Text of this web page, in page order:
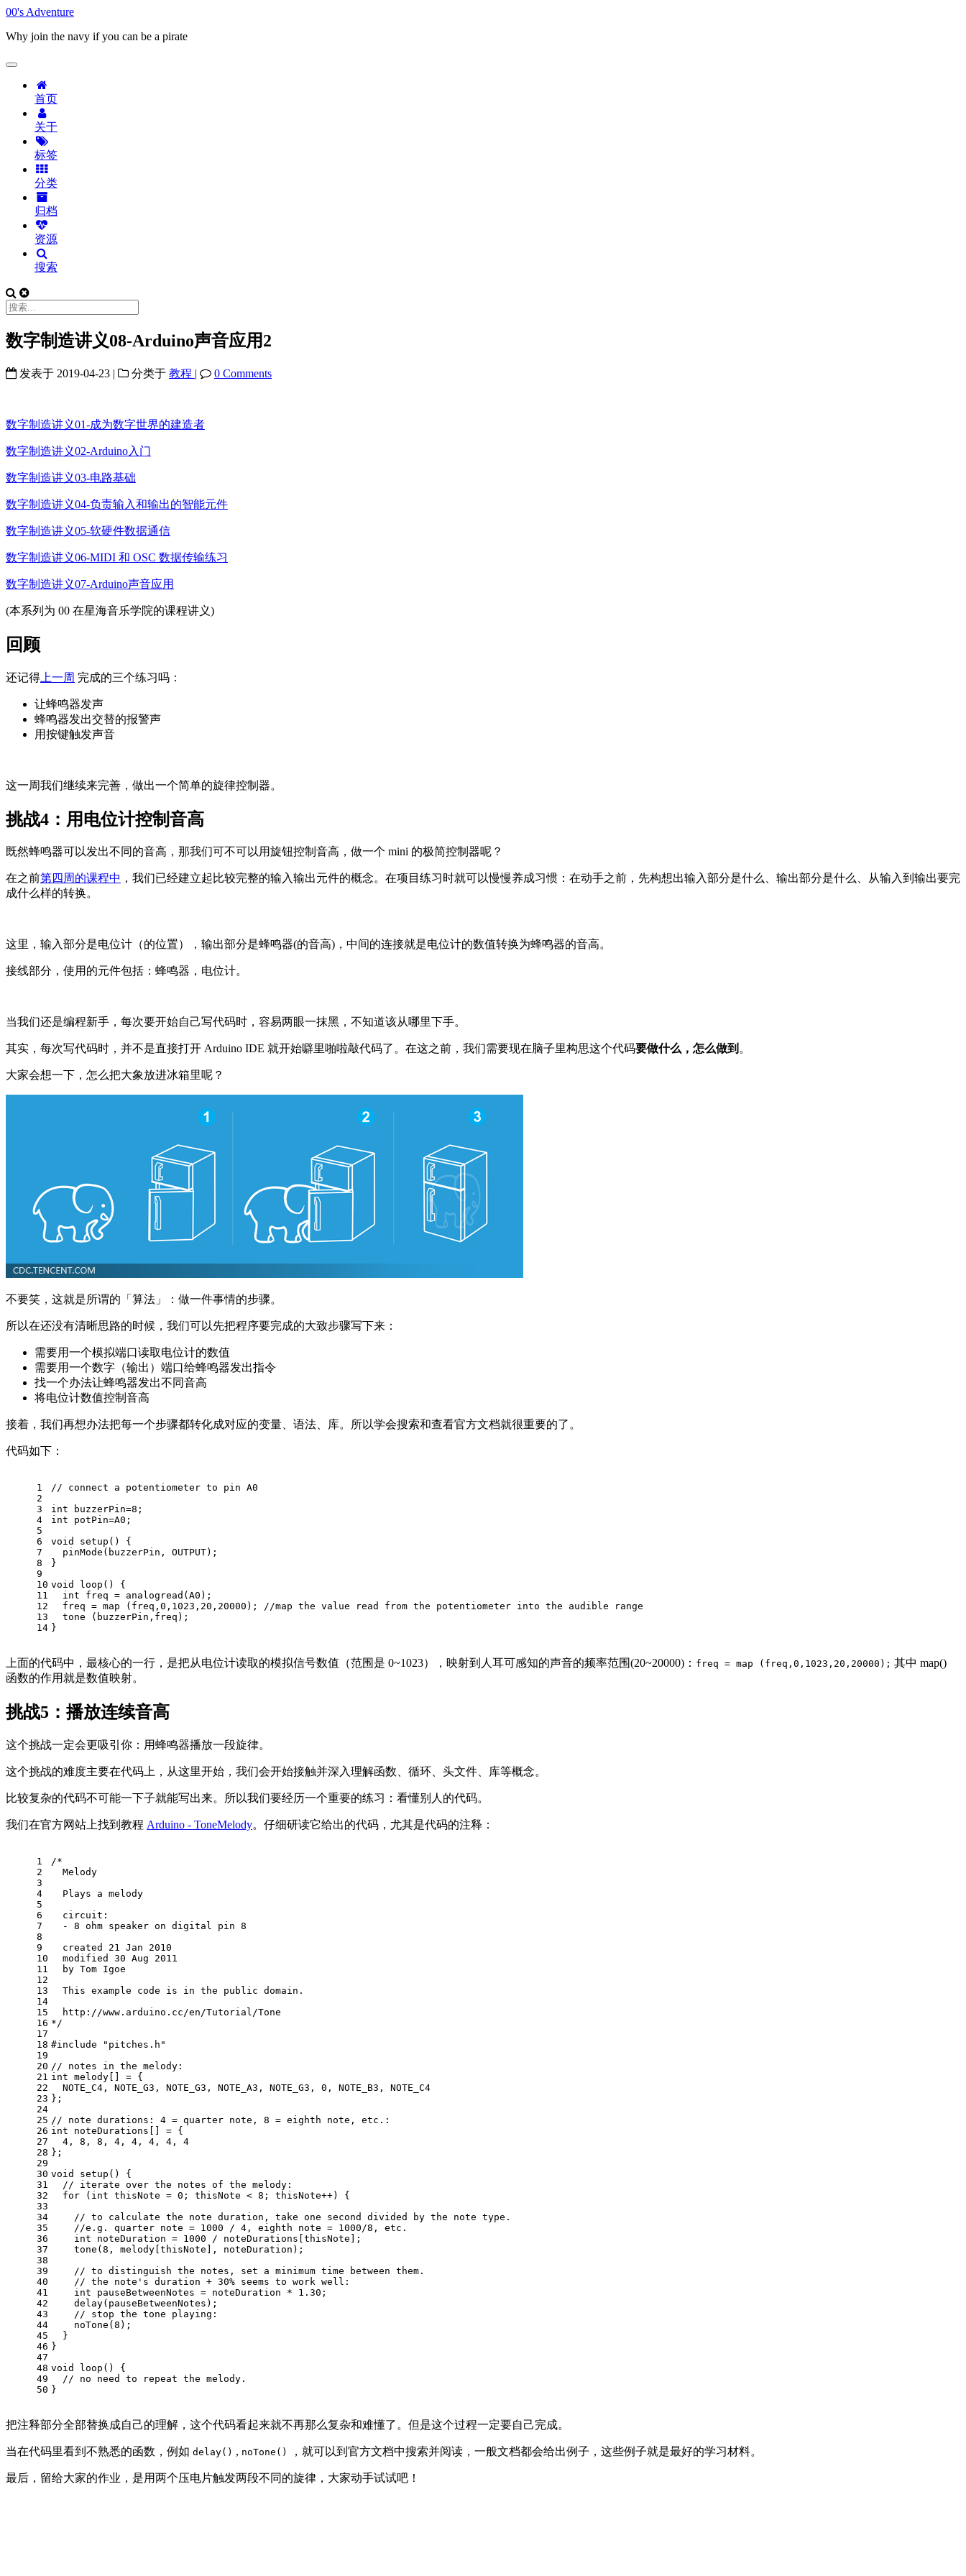
00's Adventure
Why join the navy if you can be a pirate
首页
关于
标签
分类
归档
资源
搜索
数字制造讲义08-Arduino声音应用2
发表于 2019-04-23 | 分类于 教程 | 0 Comments
数字制造讲义01-成为数字世界的建造者
数字制造讲义02-Arduino入门
数字制造讲义03-电路基础
数字制造讲义04-负责输入和输出的智能元件
数字制造讲义05-软硬件数据通信
数字制造讲义06-MIDI 和 OSC 数据传输练习
数字制造讲义07-Arduino声音应用
(本系列为 00 在星海音乐学院的课程讲义)
回顾
还记得 上一周 完成的三个练习吗：
让蜂鸣器发声
蜂鸣器发出交替的报警声
用按键触发声音
这一周我们继续来完善，做出一个简单的旋律控制器。
挑战4：用电位计控制音高
既然蜂鸣器可以发出不同的音高，那我们可不可以用旋钮控制音高，做一个 mini 的极简控制器呢？
在之前第四周的课程中 ，我们已经建立起比较完整的输入输出元件的概念。在项目练习时就可以慢慢养成习惯：在动手之前，先构想出输入部分是什么、输出部分是什么、从输入到输出要完
成什么样的转换。
这里，输入部分是电位计（的位置），输出部分是蜂鸣器(的音高)，中间的连接就是电位计的数值转换为蜂鸣器的音高。
接线部分，使用的元件包括：蜂鸣器，电位计。
当我们还是编程新手，每次要开始自己写代码时，容易两眼一抹黑，不知道该从哪里下手。
其实，每次写代码时，并不是直接打开 Arduino IDE 就开始噼里啪啦敲代码了。在这之前，我们需要现在脑子里构思这个代码要做什么，怎么做到 。
大家会想一下，怎么把大象放进冰箱里呢？
不要笑，这就是所谓的「算法」：做一件事情的步骤。
所以在还没有清晰思路的时候，我们可以先把程序要完成的大致步骤写下来：
需要用一个模拟端口读取电位计的数值
需要用一个数字（输出）端口给蜂鸣器发出指令
找一个办法让蜂鸣器发出不同音高
将电位计数值控制音高
接着，我们再想办法把每一个步骤都转化成对应的变量、语法、库。所以学会搜索和查看官方文档就很重要的了。
代码如下：
1
2
3
4
5
6
7
8
9
10
11
12
13
14
// connect a potentiometer to pin A0
int buzzerPin=8 ;
int potPin=A0;
void
setup ()
{
  pinMode(buzzerPin, OUTPUT);
}
void
loop ()
{
int freq = analogread(A0);
  freq =
map (freq, 0 , 1023 , 20 , 20000 ); //map the value read from the potentiometer into the audible range
  tone (buzzerPin,freq);
}
上面的代码中，最核心的一行，是把从电位计读取的模拟信号数值（范围是 0~1023），映射到人耳可感知的声音的频率范围(20~20000)： freq = map (freq,0,1023,20,20000); 其中 map()
函数的作用就是数值映射。
挑战5：播放连续音高
这个挑战一定会更吸引你：用蜂鸣器播放一段旋律。
这个挑战的难度主要在代码上，从这里开始，我们会开始接触并深入理解函数、循环、头文件、库等概念。
比较复杂的代码不可能一下子就能写出来。所以我们要经历一个重要的练习：看懂别人的代码。
我们在官方网站上找到教程 Arduino - ToneMelody。仔细研读它给出的代码，尤其是代码的注释：
1
2
3
4
5
6
7
8
9
10
11
12
13
14
15
16
17
18
19
20
21
22
23
24
25
26
27
28
29
30
31
32
33
34
35
36
37
38
39
40
41
42
43
44
45
46
47
48
49
50
/*
  Melody
  Plays a melody
  circuit:
  - 8 ohm speaker on digital pin 8
  created 21 Jan 2010
  modified 30 Aug 2011
  by Tom Igoe
  This example code is in the public domain.
  http://www.arduino.cc/en/Tutorial/Tone
*/
#include
"pitches.h"
// notes in the melody:
int melody[] = {
  NOTE_C4, NOTE_G3, NOTE_G3, NOTE_A3, NOTE_G3,
0 , NOTE_B3, NOTE_C4
};
// note durations: 4 = quarter note, 8 = eighth note, etc.:
int noteDurations[] = {
4 , 8 , 8 , 4 , 4 , 4 , 4 , 4
};
void
setup ()
{
// iterate over the notes of the melody:
for ( int thisNote = 0 ; thisNote < 8 ; thisNote++) {
// to calculate the note duration, take one second divided by the note type.
//e.g. quarter note = 1000 / 4, eighth note = 1000/8, etc.
int noteDuration = 1000 / noteDurations[thisNote];
    tone(
8 , melody[thisNote], noteDuration);
// to distinguish the notes, set a minimum time between them.
// the note's duration + 30% seems to work well:
int pauseBetweenNotes = noteDuration * 1.30 ;
    delay(pauseBetweenNotes);
// stop the tone playing:
    noTone(
8 );
  }
}
void
loop ()
{
// no need to repeat the melody.
}
把注释部分全部替换成自己的理解，这个代码看起来就不再那么复杂和难懂了。但是这个过程一定要自己完成。
当在代码里看到不熟悉的函数，例如 delay() , noTone() ，就可以到官方文档中搜索并阅读，一般文档都会给出例子，这些例子就是最好的学习材料。
最后，留给大家的作业，是用两个压电片触发两段不同的旋律，大家动手试试吧！